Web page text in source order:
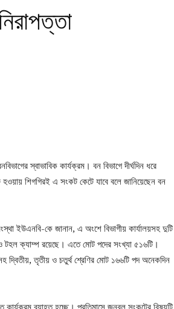
স্বাভাবিক কার্যক্রম। বন বিভাগে দীর্ঘদিন ধরে
শিগগিরই এ সংকট কেটে যাবে বলে জানিয়েছেন বন
ইউএনবি-কে জানান, এ অংশে বিভাগীয় কার্যালয়সহ দুটি
টহল ক্যাম্প রয়েছে। এতে মোট পদের সংখ্যা ৫১৬টি।
তৃতীয় ও চতুর্থ শ্রেণির মোট ১৬৬টি পদ অনেকদিন
কার্যক্রম ব্যাহত হচ্ছে। প্রতিমাসে জনবল সংকটের বিষয়টি